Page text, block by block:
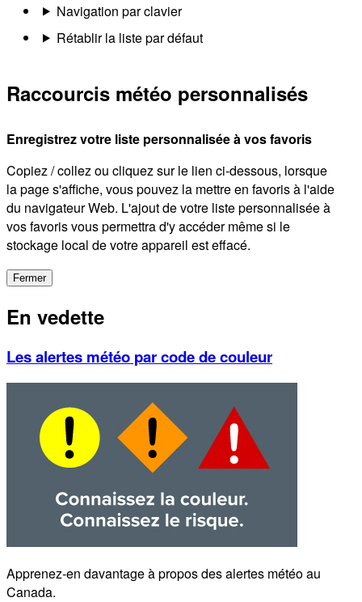
Navigation par clavier
Rétablir la liste par défaut
Raccourcis météo personnalisés
Enregistrez votre liste personnalisée à vos favoris
Copiez / collez ou cliquez sur le lien ci-dessous, lorsque
la page s'affiche, vous pouvez la mettre en favoris à l'aide
du navigateur Web. L'ajout de votre liste personnalisée à
vos favoris vous permettra d'y accéder même si le
stockage local de votre appareil est effacé.
Fermer
En vedette
Les alertes météo par code de couleur
Apprenez-en davantage à propos des alertes météo au
Canada.